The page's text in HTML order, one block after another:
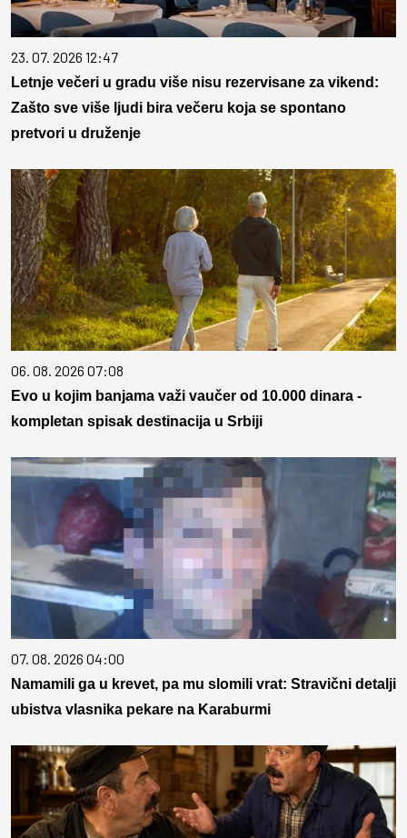
23. 07. 2026 12:47
Letnje večeri u gradu više nisu rezervisane za vikend:
Zašto sve više ljudi bira večeru koja se spontano
pretvori u druženje
06. 08. 2026 07:08
Evo u kojim banjama važi vaučer od 10.000 dinara -
kompletan spisak destinacija u Srbiji
07. 08. 2026 04:00
Namamili ga u krevet, pa mu slomili vrat: Stravični detalji
ubistva vlasnika pekare na Karaburmi